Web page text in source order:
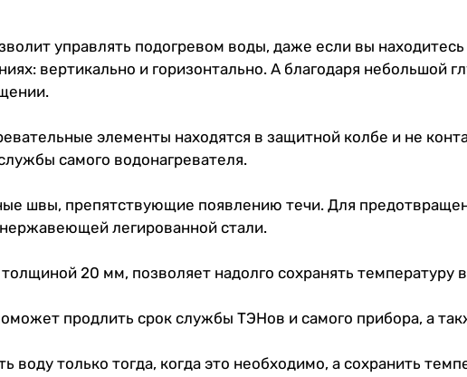
управлять подогревом воды, даже если вы
вертикально и горизонтально. А благодаря небольшой
элементы находятся в защитной колбе и не
самого водонагревателя.
швы, препятствующие появлению течи. Для
легированной стали.
20 мм, позволяет надолго сохранять температуру
продлить срок службы ТЭНов и самого прибора, а
только тогда, когда это необходимо, а сохранить